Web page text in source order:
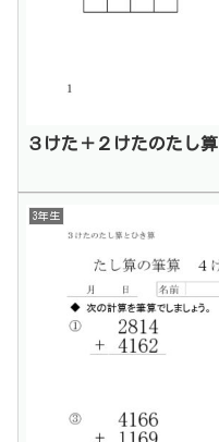
３けた＋２けたのたし算
3年生